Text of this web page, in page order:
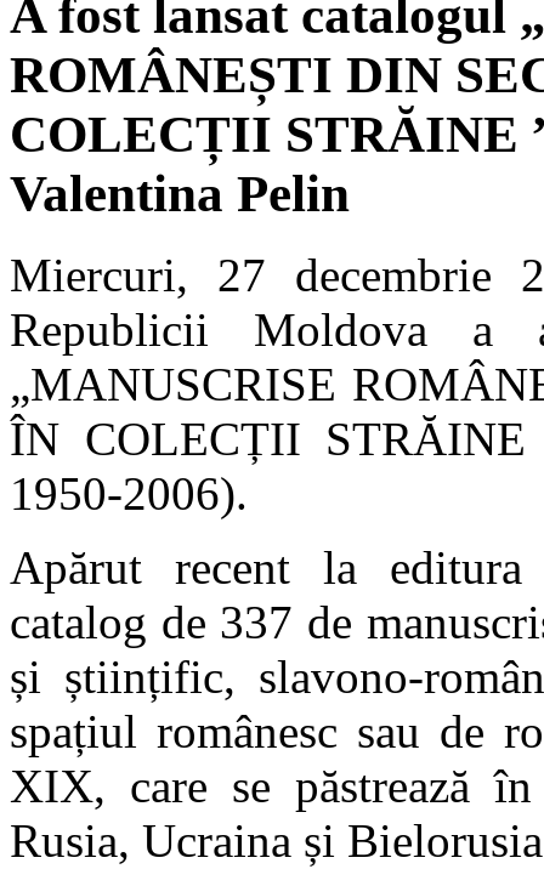
A fost lansat catalogul
ROMÂNEȘTI DIN
COLECȚII STRĂINE
Valentina Pelin
Miercuri, 27 decembrie
Republicii Moldova a
„MANUSCRISE
ÎN COLECȚII STRĂINE
1950-2006).
Apărut recent la
catalog de 337 de
și științific, slavono-
spațiul românesc sau de
XIX, care se păstrează
Rusia, Ucraina și